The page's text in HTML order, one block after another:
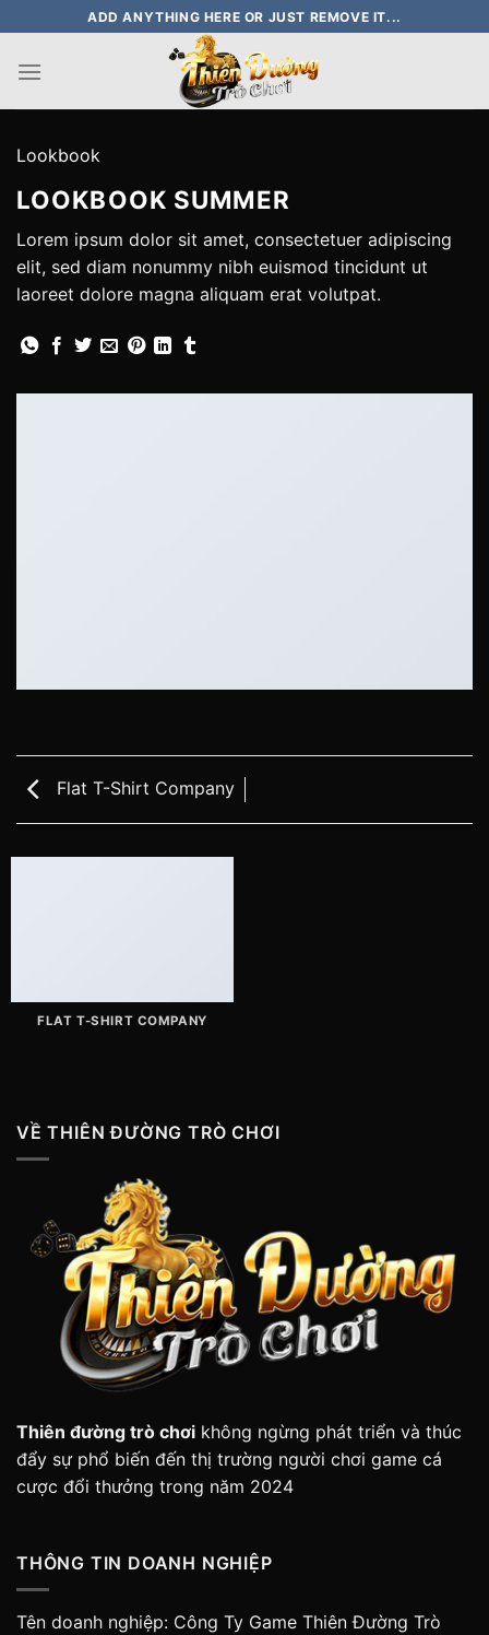
to
content
ADD ANYTHING HERE OR JUST REMOVE IT...
Lookbook
LOOKBOOK SUMMER
Lorem ipsum dolor sit amet, consectetuer adipiscing
elit, sed diam nonummy nibh euismod tincidunt ut
laoreet dolore magna aliquam erat volutpat.
Flat T-Shirt Company
FLAT T-SHIRT COMPANY
VỀ THIÊN ĐƯỜNG TRÒ CHƠI
Thiên đường trò chơi không ngừng phát triển và thúc
đẩy sự phổ biến đến thị trường người chơi game cá
cược đổi thưởng trong năm 2024
THÔNG TIN DOANH NGHIỆP
Tên doanh nghiệp: Công Ty Game Thiên Đường Trò